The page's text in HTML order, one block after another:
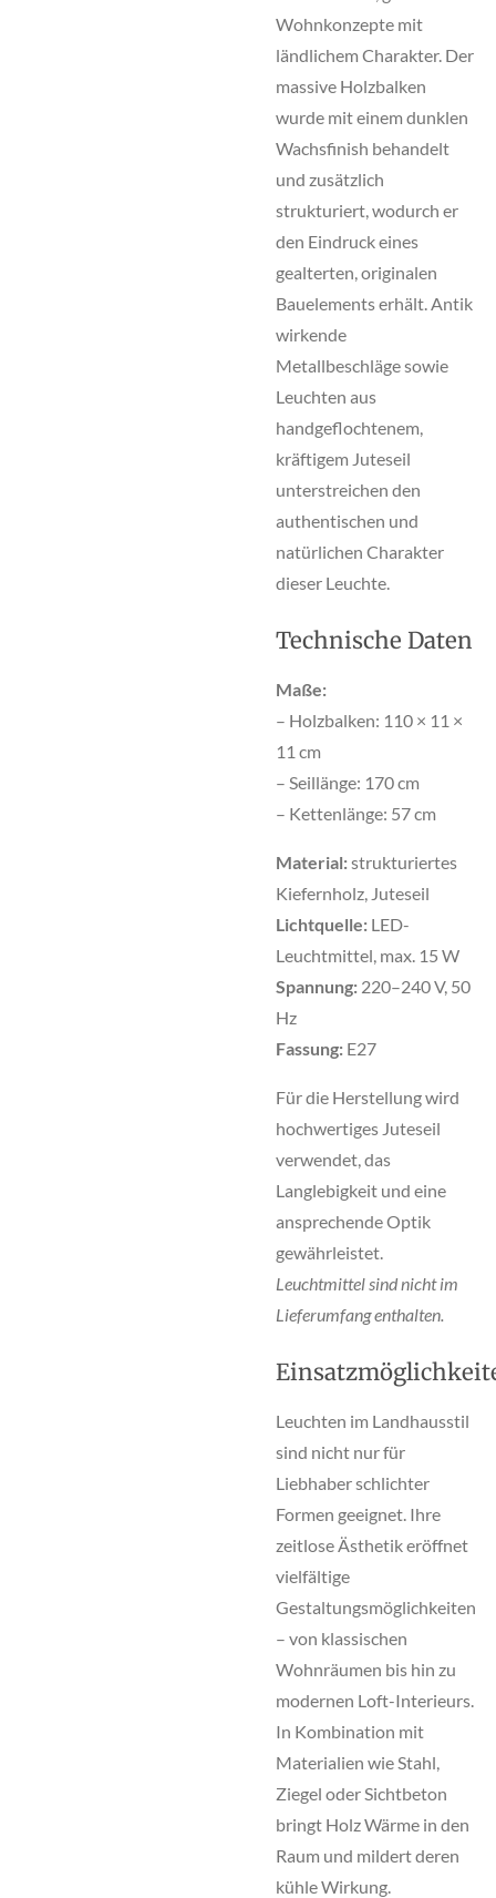
Wohnkonzepte mit
ländlichem Charakter. Der
massive Holzbalken
wurde mit einem dunklen
Wachsfinish behandelt
und zusätzlich
strukturiert, wodurch er
den Eindruck eines
gealterten, originalen
Bauelements erhält. Antik
wirkende
Metallbeschläge sowie
Leuchten aus
handgeflochtenem,
kräftigem Juteseil
unterstreichen den
authentischen und
natürlichen Charakter
dieser Leuchte.
Technische Daten
Maße:
– Holzbalken: 110 × 11 ×
11 cm
– Seillänge: 170 cm
– Kettenlänge: 57 cm
Material:strukturiertes
Kiefernholz, Juteseil
Lichtquelle: LED-
Leuchtmittel, max. 15 W
Spannung: 220–240 V, 50
Hz
Fassung: E27
Für die Herstellung wird
hochwertiges Juteseil
verwendet, das
Langlebigkeit und eine
ansprechende Optik
gewährleistet.
Leuchtmittel sind nicht im
Lieferumfang enthalten.
Leuchten im Landhausstil
sind nicht nur für
Liebhaber schlichter
Formen geeignet. Ihre
zeitlose Ästhetik eröffnet
vielfältige
Gestaltungsmöglichkeiten
– von klassischen
Wohnräumen bis hin zu
modernen Loft-Interieurs.
In Kombination mit
Materialien wie Stahl,
Ziegel oder Sichtbeton
bringt Holz Wärme in den
Raum und mildert deren
kühle Wirkung.